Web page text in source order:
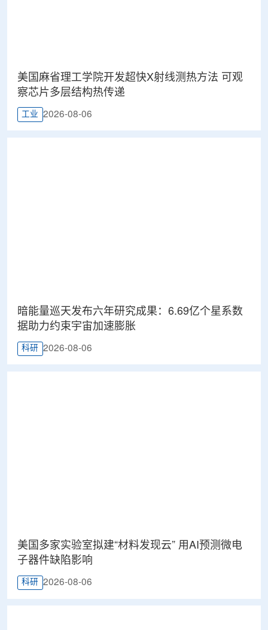
美国麻省理工学院开发超快X射线测热方法 可观
察芯片多层结构热传递
工业 2026-08-06
暗能量巡天发布六年研究成果：6.69亿个星系数
据助力约束宇宙加速膨胀
科研 2026-08-06
美国多家实验室拟建“材料发现云” 用AI预测微电
子器件缺陷影响
科研 2026-08-06